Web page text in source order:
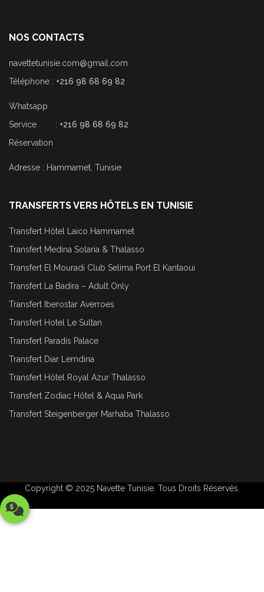
NOS CONTACTS
navettetunisie.com@gmail.com
Téléphone : +216 98 68 69 82
Whatsapp
Service : +216 98 68 69 82
Réservation
Adresse : Hammamet, Tunisie
TRANSFERTS VERS HÔTELS EN TUNISIE
Transfert Hôtel Laico Hammamet
Transfert Medina Solaria & Thalasso
Transfert El Mouradi Club Selima Port El Kantaoui
Transfert La Badira – Adult Only
Transfert Iberostar Averroes
Transfert Hotel Le Sultan
Transfert Paradis Palace
Transfert Diar Lemdina
Transfert Hôtel Royal Azur Thalasso
Transfert Zodiac Hôtel & Aqua Park
Transfert Steigenberger Marhaba Thalasso
Copyright © 2025 Navette Tunisie. Tous Droits Réservés.